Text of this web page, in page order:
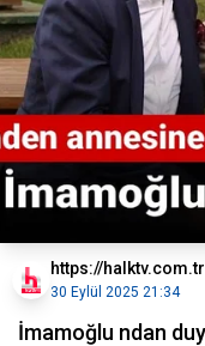
https://halktv.com.tr
30 Eylül 2025 21:34
İmamoğlu ndan